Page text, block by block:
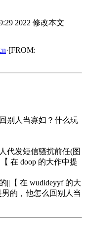
2022 修改本文
·[FROM:
别人当寡妇？什么玩
代发短信骚扰前任(图
在 doop 的大作中提
||【 在 wudideyyf 的大
的，他怎么回别人当